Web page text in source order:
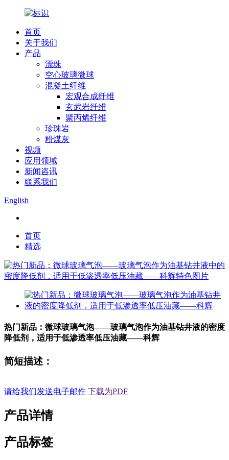
首页
关于我们
产品
漂珠
空心玻璃微球
混凝土纤维
宏观合成纤维
玄武岩纤维
聚丙烯纤维
珍珠岩
粉煤灰
视频
应用领域
新闻咨讯
联系我们
English
首页
精选
热门新品：微球玻璃气泡——玻璃气泡作为油基钻井液的密度
降低剂，适用于低渗透率低压油藏——科辉
简短描述：
请给我们发送电子邮件 下载为PDF
产品详情
产品标签